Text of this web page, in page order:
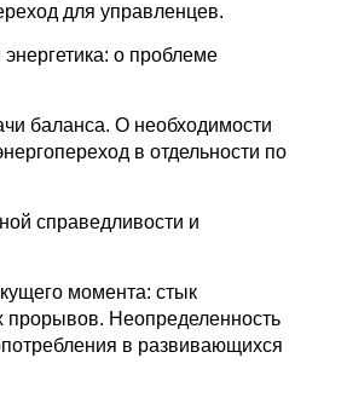
для управленцев.
о проблеме
баланса. О необходимости
в отдельности по
справедливости и
момента: стык
прорывов. Неопределенность
в развивающихся